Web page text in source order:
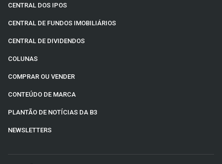
CENTRAL DOS IPOS
CENTRAL DE FUNDOS IMOBILIÁRIOS
CENTRAL DE DIVIDENDOS
COLUNAS
COMPRAR OU VENDER
CONTEÚDO DE MARCA
PLANTÃO DE NOTÍCIAS DA B3
NEWSLETTERS